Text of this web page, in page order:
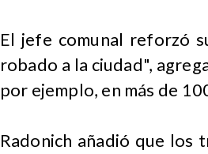
El jefe comunal reforzó
robado a la ciudad",
por ejemplo, en más de
Radonich añadió que los